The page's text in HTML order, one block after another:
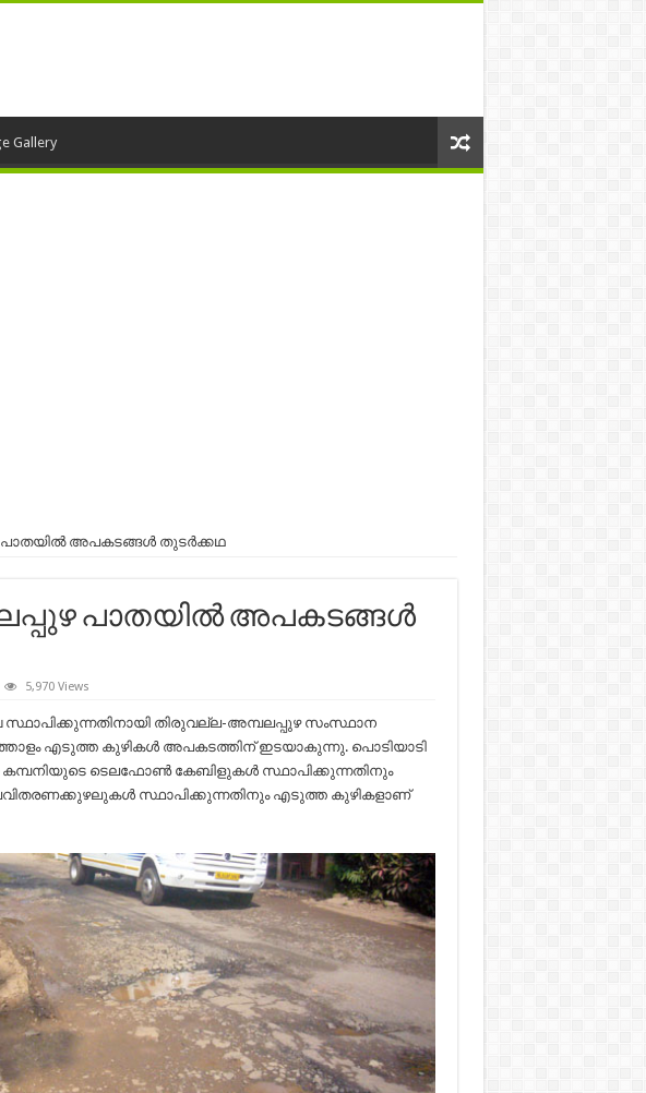
Gallery
അപകടങ്ങള്‍ തുടര്‍ക്കഥ
പാതയില്‍ അപകടങ്ങള്‍
5,970 Views
തിരുവല്ല-അമ്പലപ്പുഴ സംസ്ഥാന
എടുത്ത കുഴികള്‍ അപകടത്തിന് ഇടയാകുന്നു. പൊടിയാടി
കമ്പനിയുടെ ടെലഫോണ്‍ കേബിളുകള്‍ സ്ഥാപിക്കുന്നതിനും
സ്ഥാപിക്കുന്നതിനും എടുത്ത കുഴികളാണ്